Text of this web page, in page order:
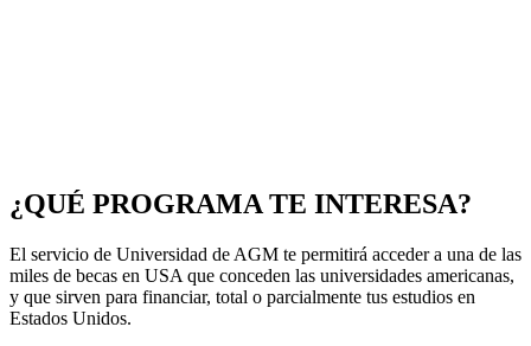
¿QUÉ PROGRAMA TE INTERESA?
El servicio de Universidad de AGM te permitirá acceder a una de las
miles de becas en USA que conceden las universidades americanas,
y que sirven para financiar, total o parcialmente tus estudios en
Estados Unidos.